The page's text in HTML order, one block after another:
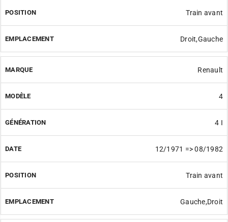
Train avant
Droit,Gauche
Renault
4
4 I
12/1971 => 08/1982
Train avant
Gauche,Droit